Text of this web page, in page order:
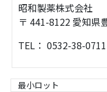
昭和製薬株式会社
〒 441-8122 愛知県
TEL： 0532-38-
最小ロット